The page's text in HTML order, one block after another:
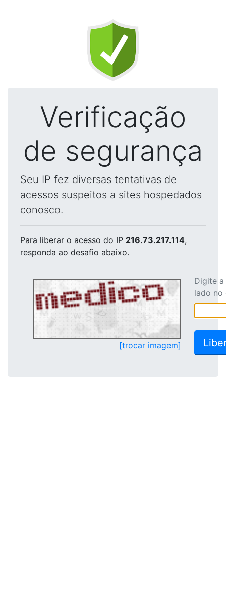
Verificação
de segurança
Seu IP fez diversas tentativas de
acessos suspeitos a sites hospedados
conosco.
Para liberar o acesso do IP 216.73.217.114,
responda ao desafio abaixo.
[trocar imagem]
Digite
lado no